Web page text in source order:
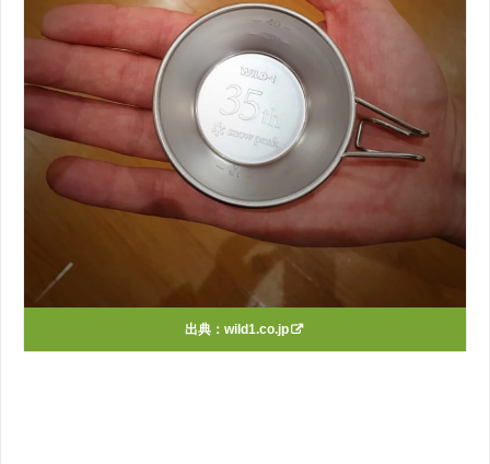
出典： wild1.co.jp